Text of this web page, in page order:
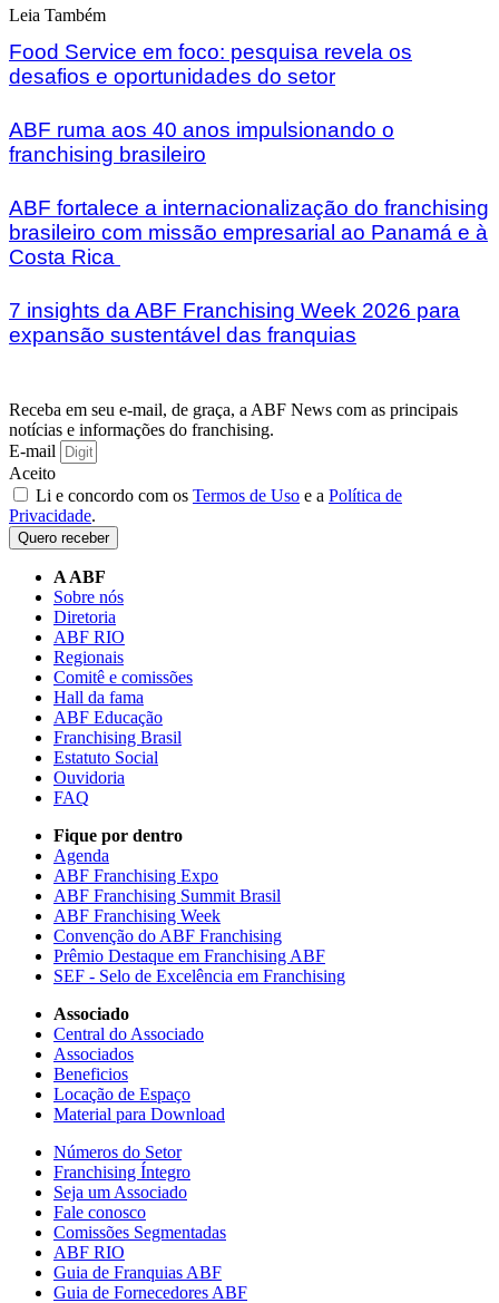
Leia Também
Food Service em foco: pesquisa revela os
desafios e oportunidades do setor
ABF ruma aos 40 anos impulsionando o
franchising brasileiro
ABF fortalece a internacionalização do franchising
brasileiro com missão empresarial ao Panamá e à
Costa Rica
7 insights da ABF Franchising Week 2026 para
expansão sustentável das franquias
Receba em seu e-mail, de graça, a ABF News com as principais
notícias e informações do franchising.
E-mail
Aceito
Li e concordo com os Termos de Uso e a Política de
Privacidade.
Quero receber
A ABF
Sobre nós
Diretoria
ABF RIO
Regionais
Comitê e comissões
Hall da fama
ABF Educação
Franchising Brasil
Estatuto Social
Ouvidoria
FAQ
Fique por dentro
Agenda
ABF Franchising Expo
ABF Franchising Summit Brasil
ABF Franchising Week
Convenção do ABF Franchising
Prêmio Destaque em Franchising ABF
SEF - Selo de Excelência em Franchising
Associado
Central do Associado
Associados
Beneficios
Locação de Espaço
Material para Download
Números do Setor
Franchising Íntegro
Seja um Associado
Fale conosco
Comissões Segmentadas
ABF RIO
Guia de Franquias ABF
Guia de Fornecedores ABF